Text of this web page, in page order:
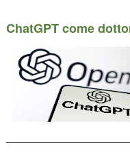
ChatGPT come